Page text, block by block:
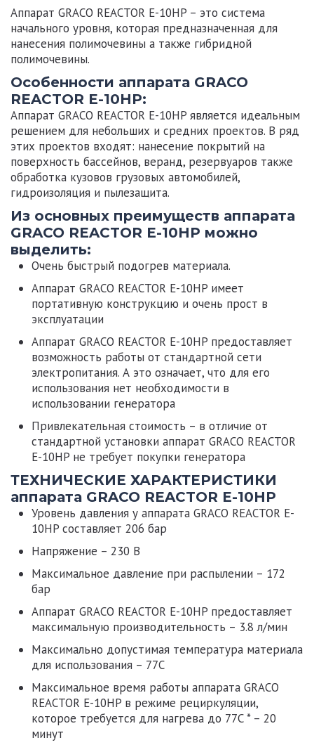
Аппарат GRACO REACTOR E-10HP – это система
начального уровня, которая предназначенная для
нанесения полимочевины а также гибридной
полимочевины.
Особенности аппарата GRACO
REACTOR E-10HP:
Аппарат GRACO REACTOR E-10HP является идеальным
решением для небольших и средних проектов. В ряд
этих проектов входят: нанесение покрытий на
поверхность бассейнов, веранд, резервуаров также
обработка кузовов грузовых автомобилей,
гидроизоляция и пылезащита.
Из основных преимуществ аппарата
GRACO REACTOR E-10HP можно
выделить:
Очень быстрый подогрев материала.
Аппарат GRACO REACTOR E-10HP имеет
портативную конструкцию и очень прост в
эксплуатации
Аппарат GRACO REACTOR E-10HP предоставляет
возможность работы от стандартной сети
электропитания. А это означает, что для его
использования нет необходимости в
использовании генератора
Привлекательная стоимость – в отличие от
стандартной установки аппарат GRACO REACTOR
E-10HP не требует покупки генератора
ТЕХНИЧЕСКИЕ ХАРАКТЕРИСТИКИ
аппарата GRACO REACTOR E-10HP
Уровень давления у аппарата GRACO REACTOR E-
10HP составляет 206 бар
Напряжение – 230 В
Максимальное давление при распылении – 172
бар
Аппарат GRACO REACTOR E-10HP предоставляет
максимальную производительность – 3.8 л/мин
Максимально допустимая температура материала
для использования – 77C
Максимальное время работы аппарата GRACO
REACTOR E-10HP в режиме рециркуляции,
которое требуется для нагрева до 77C * – 20
минут